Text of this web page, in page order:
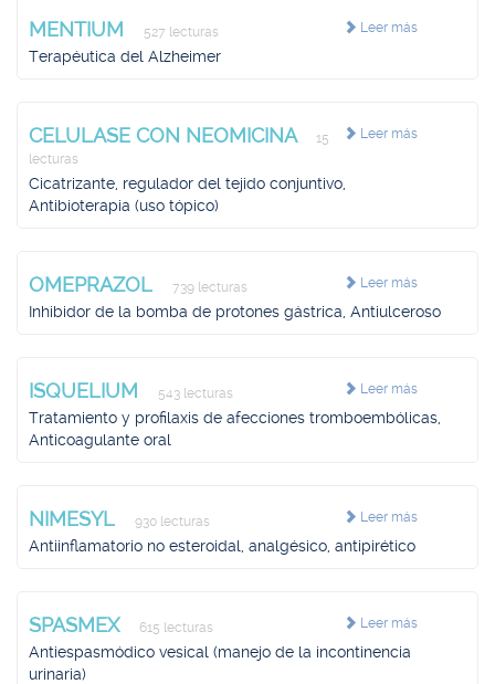
Leer más
MENTIUM 527 lecturas
Terapéutica del Alzheimer
Leer más
CELULASE CON NEOMICINA
15
lecturas
Cicatrizante, regulador del tejido conjuntivo,
Antibioterapia (uso tópico)
Leer más
OMEPRAZOL 739 lecturas
Inhibidor de la bomba de protones gástrica, Antiulceroso
Leer más
ISQUELIUM 543 lecturas
Tratamiento y profilaxis de afecciones tromboembólicas,
Anticoagulante oral
Leer más
NIMESYL 930 lecturas
Antiinflamatorio no esteroidal, analgésico, antipirético
Leer más
SPASMEX 615 lecturas
Antiespasmódico vesical (manejo de la incontinencia
urinaria)